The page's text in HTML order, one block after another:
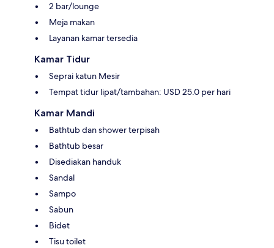
2 bar/lounge
Meja makan
Layanan kamar tersedia
Kamar Tidur
Seprai katun Mesir
Tempat tidur lipat/tambahan: USD 25.0 per hari
Kamar Mandi
Bathtub dan shower terpisah
Bathtub besar
Disediakan handuk
Sandal
Sampo
Sabun
Bidet
Tisu toilet